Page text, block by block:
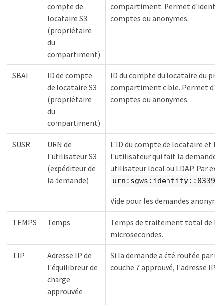
compte de
locataire S3
(propriétaire
du
compartiment)
compartiment. Permet
comptes ou anonymes.
SBAI
ID de compte
de locataire S3
(propriétaire
du
compartiment)
ID du compte du locataire du
compartiment cible. Permet
comptes ou anonymes.
SUSR
URN de
l'utilisateur S3
(expéditeur de
la demande)
L'ID du compte de locataire et
l'utilisateur qui fait la demande.
utilisateur local ou LDAP. Par
Vide pour les demandes
TEMPS Temps
Temps de traitement total de la
microsecondes.
TIP
Adresse IP de
l'équilibreur de
charge
approuvée
Si la demande a été routée par
couche 7 approuvé, l'adresse IP